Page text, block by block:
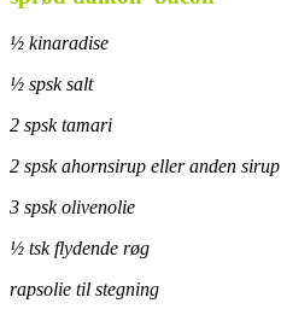
½ kinaradise
½ spsk salt
2 spsk tamari
2 spsk ahornsirup eller anden sirup
3 spsk olivenolie
½ tsk flydende røg
rapsolie til stegning